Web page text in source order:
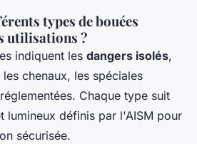
types de bouées
utilisations ?
indiquent les dangers isolés,
chenaux, les spéciales
Chaque type suit
lumineux définis par l'AISM pour
sécurisée.